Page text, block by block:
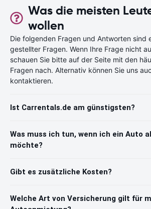
Was die meisten
wollen
Die folgenden Fragen und Antworten sind
gestellter Fragen. Wenn Ihre Frage nicht
schauen Sie bitte auf der Seite mit den
Fragen nach. Alternativ können Sie uns
kontaktieren.
Ist Carrentals.de am günstigsten?
Was muss ich tun, wenn ich ein Auto
möchte?
Gibt es zusätzliche Kosten?
Welche Art von Versicherung gilt für